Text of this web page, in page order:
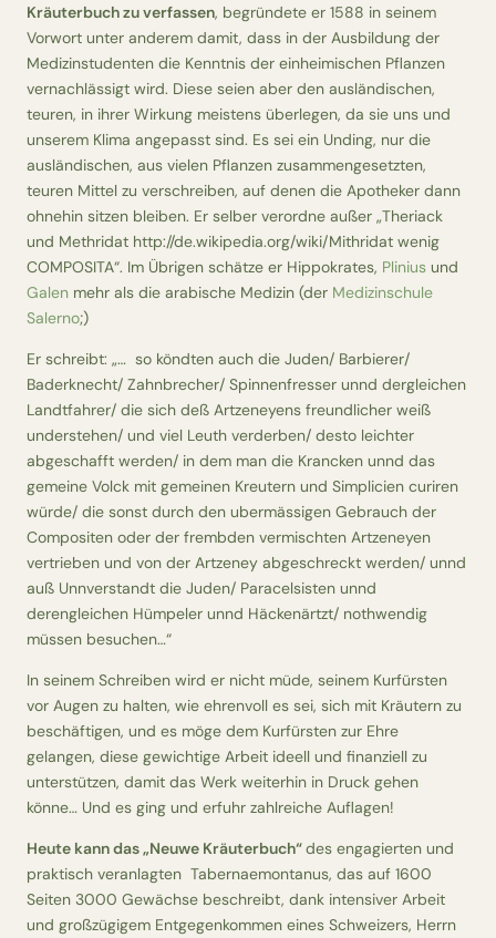
Kräuterbuch zu verfassen, begründete er 1588 in seinem
Vorwort unter anderem damit, dass in der Ausbildung der
Medizinstudenten die Kenntnis der einheimischen Pflanzen
vernachlässigt wird. Diese seien aber den ausländischen,
teuren, in ihrer Wirkung meistens überlegen, da sie uns und
unserem Klima angepasst sind. Es sei ein Unding, nur die
ausländischen, aus vielen Pflanzen zusammengesetzten,
teuren Mittel zu verschreiben, auf denen die Apotheker dann
ohnehin sitzen bleiben. Er selber verordne außer „Theriack
und Methridat http://de.wikipedia.org/wiki/Mithridat wenig
COMPOSITA“. Im Übrigen schätze er Hippokrates, Plinius und
Galen mehr als die arabische Medizin (der Medizinschule
Salerno;)
Er schreibt: „… so köndten auch die Juden/ Barbierer/
Baderknecht/ Zahnbrecher/ Spinnenfresser unnd dergleichen
Landtfahrer/ die sich deß Artzeneyens freundlicher weiß
understehen/ und viel Leuth verderben/ desto leichter
abgeschafft werden/ in dem man die Krancken unnd das
gemeine Volck mit gemeinen Kreutern und Simplicien curiren
würde/ die sonst durch den ubermässigen Gebrauch der
Compositen oder der frembden vermischten Artzeneyen
vertrieben und von der Artzeney abgeschreckt werden/ unnd
auß Unnverstandt die Juden/ Paracelsisten unnd
derengleichen Hümpeler unnd Häckenärtzt/ nothwendig
müssen besuchen…“
In seinem Schreiben wird er nicht müde, seinem Kurfürsten
vor Augen zu halten, wie ehrenvoll es sei, sich mit Kräutern zu
beschäftigen, und es möge dem Kurfürsten zur Ehre
gelangen, diese gewichtige Arbeit ideell und finanziell zu
unterstützen, damit das Werk weiterhin in Druck gehen
könne… Und es ging und erfuhr zahlreiche Auflagen!
Heute kann das „Neuwe Kräuterbuch“des engagierten und
praktisch veranlagten Tabernaemontanus, das auf 1600
Seiten 3000 Gewächse beschreibt, dank intensiver Arbeit
und großzügigem Entgegenkommen eines Schweizers, Herrn